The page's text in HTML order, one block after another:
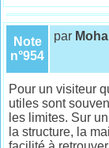
Note
n°954
par
Pour un visiteur
utiles sont
les limites. Sur
la structure, la